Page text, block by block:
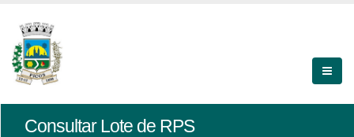
Consultar Lote de RPS